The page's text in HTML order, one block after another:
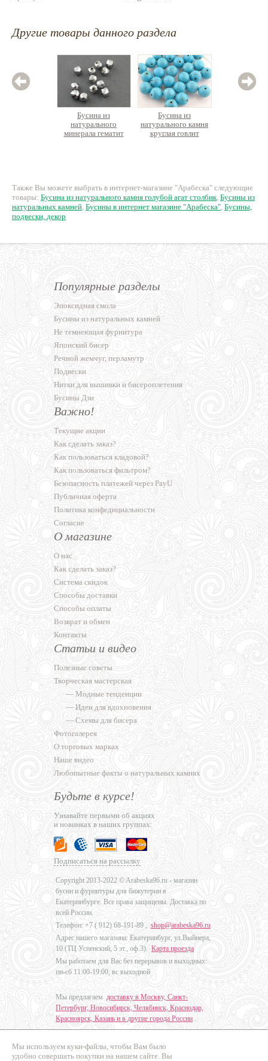
Мы используем куки-файлы, чтобы Вам было
удобно совершать покупки на нашем сайте. Вы
Другие товары данного раздела
Бусина из
натурального
минерала гематит
Бусина из
натурального камня
круглая говлит
Также Вы можете выбрать в интернет-магазине "Арабеска" следующие
товары: Бусина из натурального камня голубой агат столбик, Бусины из
натуральных камней, Бусины в интернет магазине "Арабеска", Бусины,
подвески, декор
Популярные разделы
Эпоксидная смола
Бусины из натуральных камней
Не темнеющая фурнитура
Японский бисер
Речной жемчуг, перламутр
Подвески
Нитки для вышивки и бисероплетения
Бусины Дзи
Важно!
Текущие акции
Как сделать заказ?
Как пользоваться кладовой?
Как пользоваться фильтром?
Безопасность платежей через PayU
Публичная оферта
Политика конфедициальности
Согласие
О магазине
О нас
Как сделать заказ?
Система скидок
Способы доставки
Способы оплаты
Возврат и обмен
Контакты
Статьи и видео
Полезные советы
Творческая мастерская
— Модные тенденции
— Идеи для вдохновения
— Схемы для бисера
Фотогалерея
О торговых марках
Наше видео
Любопытные факты о натуральных камнях
Будьте в курсе!
Узнавайте первыми об акциях
и новинках в наших группах:
Подписаться на рассылку
Copyright 2013-2022 © Arabeska96.ru - магазин
бусин и фурнитуры для бижутерии в
Екатеринбурге. Все права защищены. Доставка по
всей России.
Телефон: +7 ( 912) 68-191-89 , shop@arabeska96.ru
Адрес нашего магазина: Екатеринбург, ул.Выйнера,
10 (ТЦ Успенский, 5 эт., оф.3). Карта проезда
Мы работаем для Вас без перерывов и выходных:
пн-сб 11:00-19:00, вс выходной
Мы предлагаем доставку в Москву, Санкт-
Петербург, Новосибирск, Челябинск, Краснодар,
Красноярск, Казань и в другие города России .
Дизайн - Наталья Мальцева